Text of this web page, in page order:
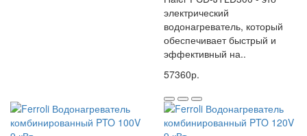
Не упустите возможность приобрести надёжный и эффективный
циркуляционный насос Hoobs CT 25-60S по выгодной цене!
электрический
водонагреватель, который
обеспечивает быстрый и
эффективный на..
57360р.